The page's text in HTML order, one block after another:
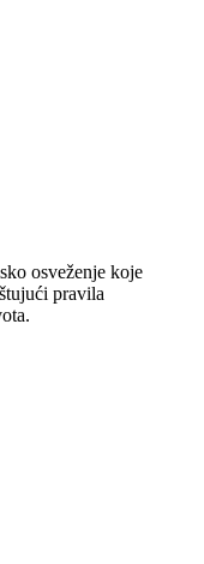
osveženje koje
pravila